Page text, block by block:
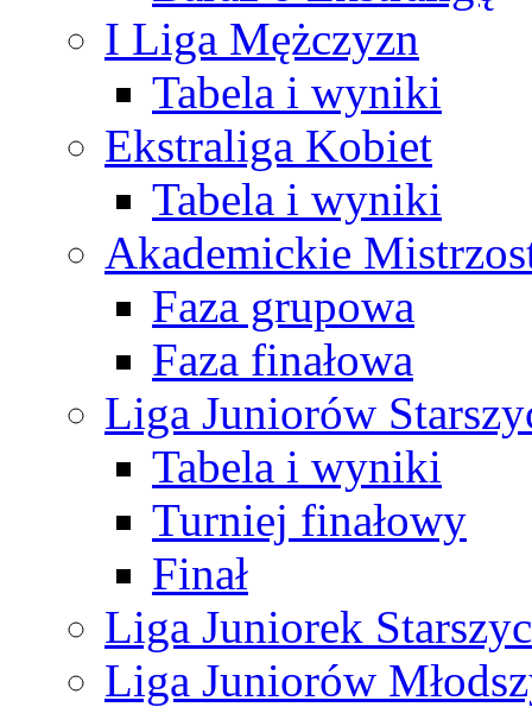
I Liga Mężczyzn
Tabela i wyniki
Ekstraliga Kobiet
Tabela i wyniki
Akademickie
Faza grupowa
Faza finałowa
Liga Juniorów
Tabela i wyniki
Turniej finałowy
Finał
Liga Juniorek
Liga Juniorów